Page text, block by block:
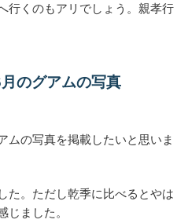
行くのもアリでしょう。親孝行
のグアムの写真
ムの写真を掲載したいと思いま
た。ただし乾季に比べるとやは
じました。